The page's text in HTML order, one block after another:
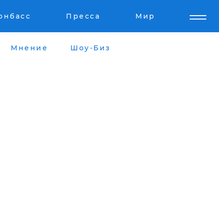
Пресса Мир
Мнение Шоу-Биз